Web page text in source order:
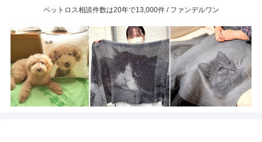
ペットロス相談件数は20年で13,000件 / ファンデルワン